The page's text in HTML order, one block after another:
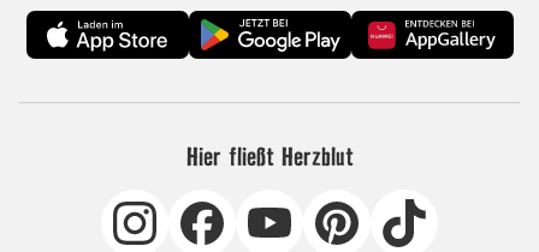
Hier fließt Herzblut